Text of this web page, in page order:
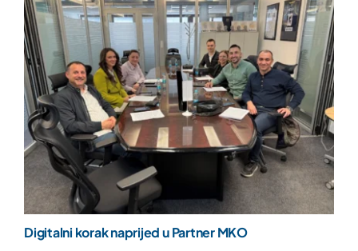
Digitalni korak naprijed u Partner MKO